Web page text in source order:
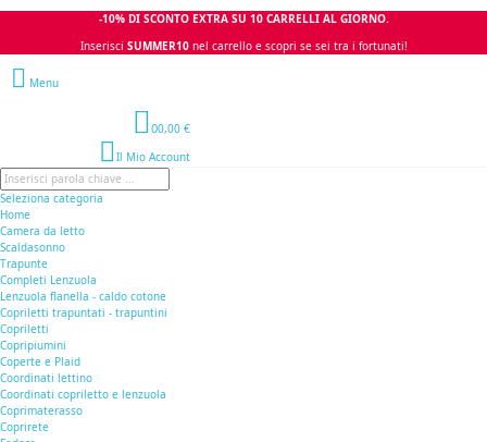
-10% DI SCONTO EXTRA SU 10 CARRELLI AL GIORNO.
Inserisci SUMMER10 nel carrello e scopri se sei tra i fortunati!
Menu
00,00 €
Il Mio Account
Seleziona categoria
Home
Camera da letto
Scaldasonno
Trapunte
Completi Lenzuola
Lenzuola flanella - caldo cotone
Copriletti trapuntati - trapuntini
Copriletti
Copripiumini
Coperte e Plaid
Coordinati lettino
Coordinati copriletto e lenzuola
Coprimaterasso
Coprirete